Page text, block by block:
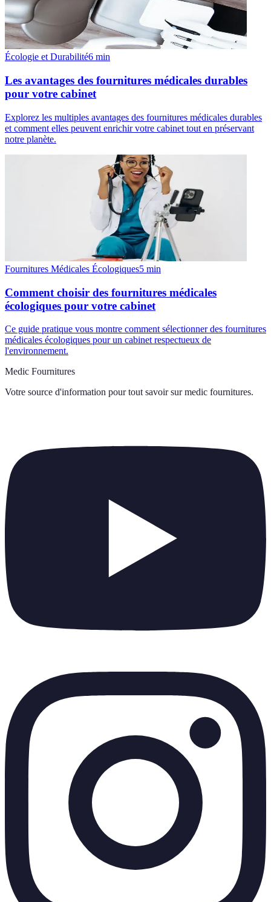
Écologie et Durabilité6 min
Les avantages des fournitures médicales durables
pour votre cabinet
Explorez les multiples avantages des fournitures médicales durables
et comment elles peuvent enrichir votre cabinet tout en préservant
notre planète.
Fournitures Médicales Écologiques5 min
Comment choisir des fournitures médicales
écologiques pour votre cabinet
Ce guide pratique vous montre comment sélectionner des fournitures
médicales écologiques pour un cabinet respectueux de
l'environnement.
Medic Fournitures
Votre source d'information pour tout savoir sur medic fournitures.